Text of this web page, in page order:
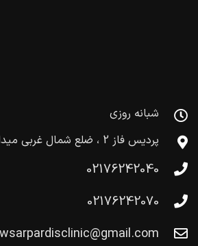
شبانه روزی
پردیس فاز 2 ، ضلع شمال غربی میدان امام
02176242040
02176242070